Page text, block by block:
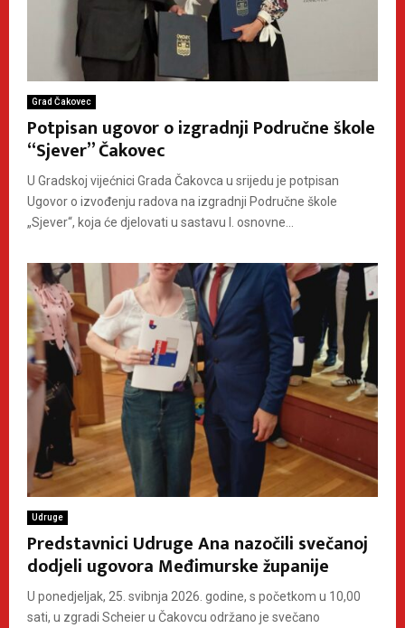
Grad Čakovec
Potpisan ugovor o izgradnji Područne škole
“Sjever” Čakovec
U Gradskoj vijećnici Grada Čakovca u srijedu je potpisan
Ugovor o izvođenju radova na izgradnji Područne škole
„Sjever“, koja će djelovati u sastavu I. osnovne...
Udruge
Predstavnici Udruge Ana nazočili svečanoj
dodjeli ugovora Međimurske županije
U ponedjeljak, 25. svibnja 2026. godine, s početkom u 10,00
sati, u zgradi Scheier u Čakovcu održano je svečano